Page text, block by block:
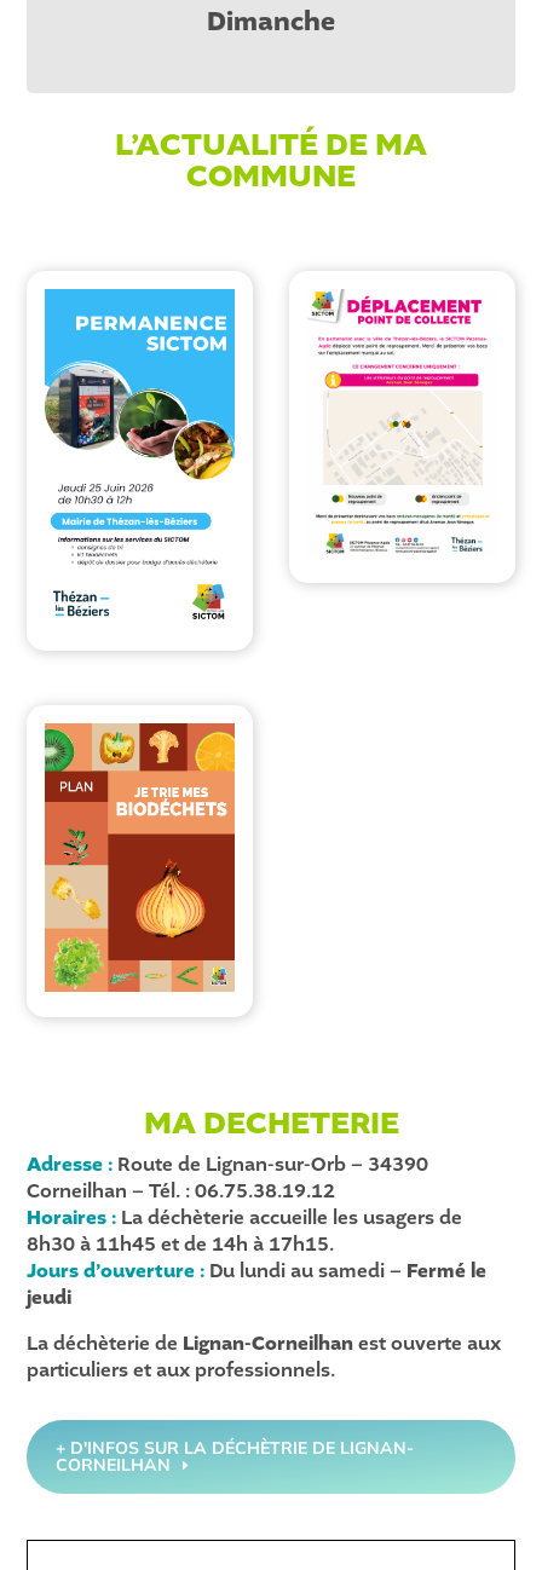
Dimanche
L’ACTUALITÉ DE MA
COMMUNE
MA DECHETERIE
Adresse : Route de Lignan-sur-Orb – 34390
Corneilhan – Tél. : 06.75.38.19.12
Horaires : La déchèterie accueille les usagers de
8h30 à 11h45 et de 14h à 17h15.
Jours d’ouverture : Du lundi au samedi – Fermé le
jeudi
La déchèterie de Lignan-Corneilhanest ouverte aux
particuliers et aux professionnels.
+ D'INFOS SUR LA DÉCHÈTRIE DE LIGNAN-
CORNEILHAN